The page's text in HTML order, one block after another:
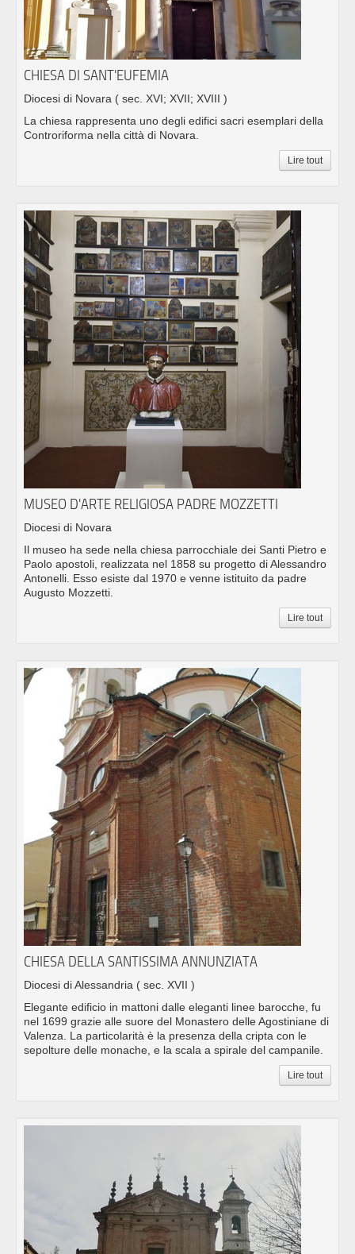
CHIESA DI SANT'EUFEMIA
Diocesi di Novara ( sec. XVI; XVII; XVIII )
La chiesa rappresenta uno degli edifici sacri esemplari della
Controriforma nella città di Novara.
Lire tout
MUSEO D'ARTE RELIGIOSA PADRE MOZZETTI
Diocesi di Novara
Il museo ha sede nella chiesa parrocchiale dei Santi Pietro e
Paolo apostoli, realizzata nel 1858 su progetto di Alessandro
Antonelli. Esso esiste dal 1970 e venne istituito da padre
Augusto Mozzetti.
Lire tout
CHIESA DELLA SANTISSIMA ANNUNZIATA
Diocesi di Alessandria ( sec. XVII )
Elegante edificio in mattoni dalle eleganti linee barocche, fu
nel 1699 grazie alle suore del Monastero delle Agostiniane di
Valenza. La particolarità è la presenza della cripta con le
sepolture delle monache, e la scala a spirale del campanile.
Lire tout